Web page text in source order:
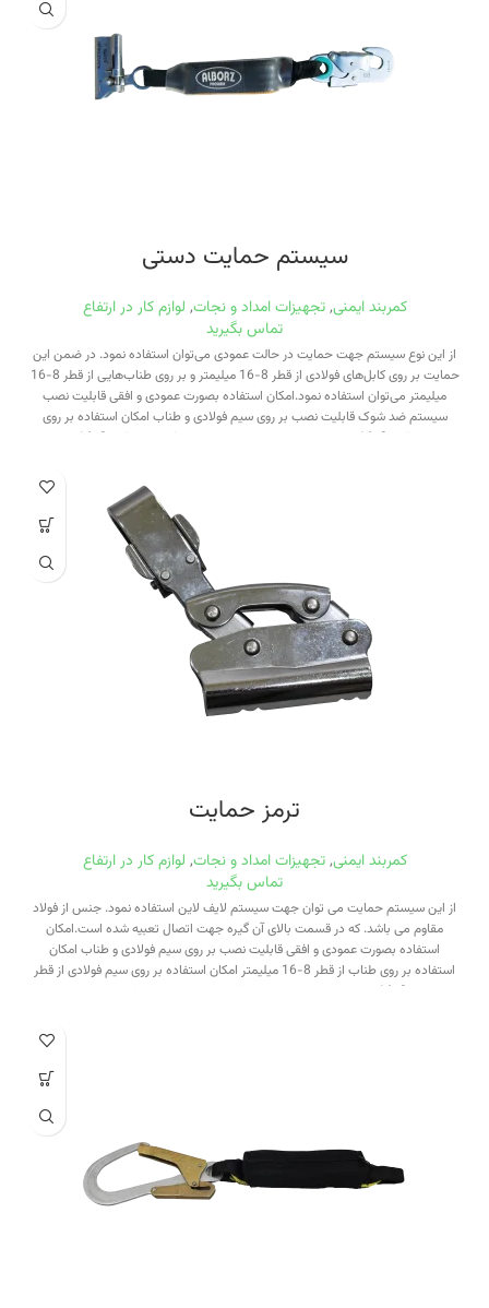
سیستم حمایت دستی
کمربند ایمنی, تجهیزات امداد و نجات, لوازم کار در ارتفاع
تماس بگیرید
از این نوع سیستم جهت حمایت در حالت عمودی می‌توان استفاده نمود. در ضمن این
حمایت بر روی کابل‌های فولادی از قطر 8-16 میلیمتر و بر روی طناب‌هایی از قطر 8-16
میلیمتر می‌توان استفاده نمود.امکان استفاده بصورت عمودی و افقی قابلیت نصب
سیستم ضد شوک قابلیت نصب بر روی سیم فولادی و طناب امکان استفاده بر روی
ترمز حمایت
کمربند ایمنی, تجهیزات امداد و نجات, لوازم کار در ارتفاع
تماس بگیرید
از این سیستم حمایت می توان جهت سیستم لایف لاین استفاده نمود. جنس از فولاد
مقاوم می باشد. که در قسمت بالای آن گیره جهت اتصال تعبیه شده است.امکان
استفاده بصورت عمودی و افقی قابلیت نصب بر روی سیم فولادی و طناب امکان
استفاده بر روی طناب از قطر 8-16 میلیمتر امکان استفاده بر روی سیم فولادی از قطر
8-16 میلیمتر استحکام و ایمنی بالا مناسب جهت کارهای صنعتی